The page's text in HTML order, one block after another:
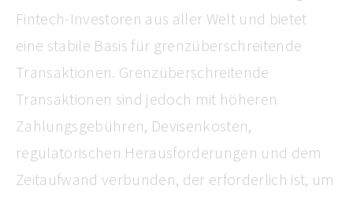
Fintech-Investoren aus aller Welt und bietet
eine stabile Basis für grenzüberschreitende
Transaktionen. Grenzüberschreitende
Transaktionen sind jedoch mit höheren
Zahlungsgebühren, Devisenkosten,
regulatorischen Herausforderungen und dem
Zeitaufwand verbunden, der erforderlich ist, um